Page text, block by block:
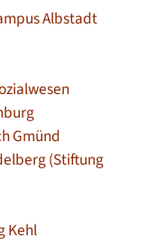
Albstadt
Gmünd
(Stiftung
Kehl